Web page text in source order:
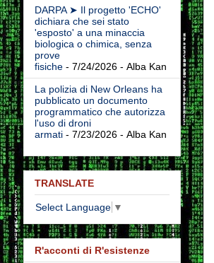
DARPA ➤ Il progetto 'ECHO'
dichiara che sei stato
'esposto' a una minaccia
biologica o chimica, senza
prove
fisiche- 7/24/2026- Alba Kan
La polizia di New Orleans ha
pubblicato un documento
programmatico che autorizza
l'uso di droni
armati- 7/23/2026- Alba Kan
TRANSLATE
Select Language ▼
R'acconti di R'esistenze